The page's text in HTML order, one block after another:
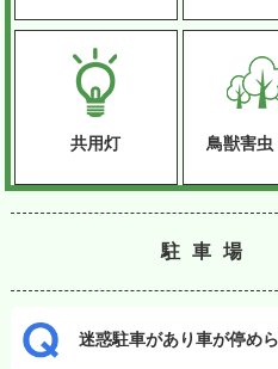
共用灯 鳥獣害虫
駐車場
迷惑駐車があり車が停め